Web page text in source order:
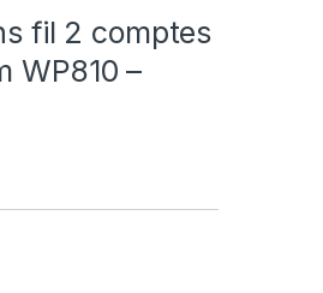
fil 2 comptes
WP810 –